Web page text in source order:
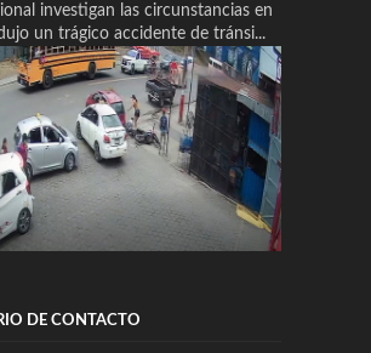
investigan las circunstancias en
un trágico accidente de tránsi...
DE CONTACTO